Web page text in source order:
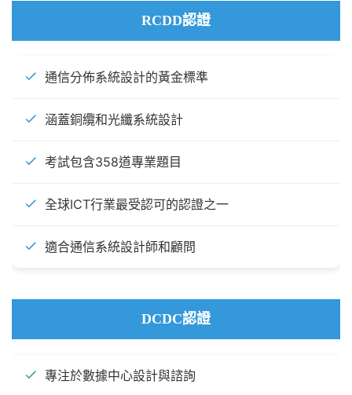
RCDD認證
通信分佈系統設計的黃金標準
涵蓋銅纜和光纖系統設計
考試包含358道專業題目
全球ICT行業最受認可的認證之一
適合通信系統設計師和顧問
DCDC認證
專注於數據中心設計與諮詢